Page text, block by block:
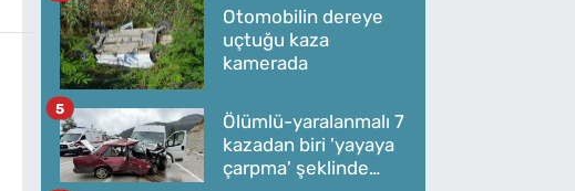
Otomobilin dereye
uçtuğu kaza
kamerada
Ölümlü-yaralanmalı 7
kazadan biri 'yayaya
çarpma' şeklinde
5